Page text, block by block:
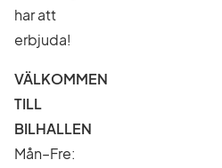
har att
erbjuda!
VÄLKOMMEN
TILL
BILHALLEN
Mån–Fre: